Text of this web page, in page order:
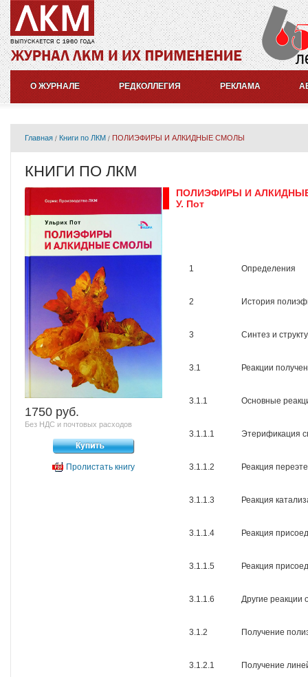
О ЖУРНАЛЕ РЕДКОЛЛЕГИЯ РЕКЛАМА
Главная Книги по ЛКМ ПОЛИЭФИРЫ И АЛКИДНЫЕ СМОЛЫ
КНИГИ ПО ЛКМ
1750 pуб.
Без НДС и почтовых расходов
Пролистать книгу
ПОЛИЭФИРЫ И
У. Пот
1 Определения
2 История
3 Синтез и
3.1 Реакции
3.1.1 Основные
3.1.1.1 Этерификация
3.1.1.2 Реакция
3.1.1.3 Реакция
3.1.1.4 Реакция
3.1.1.5 Реакция
3.1.1.6 Другие реакции
3.1.2 Получение
3.1.2.1 Получение